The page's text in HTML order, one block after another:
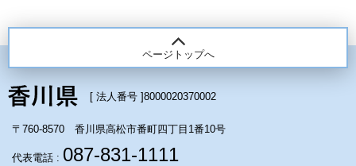
ページトップへ
[ 法人番号 ]8000020370002
〒760-8570 香川県高松市番町四丁目1番10号
代表電話 : 087-831-1111